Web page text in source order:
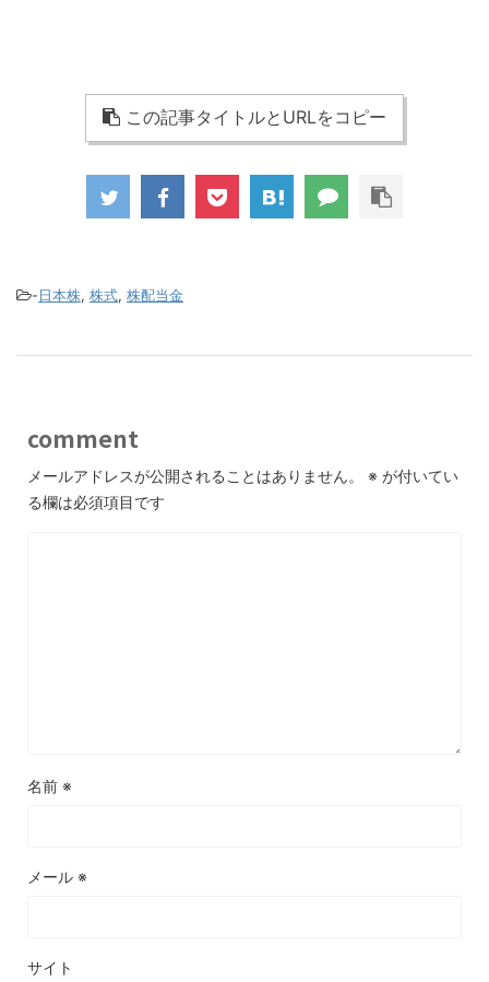
この記事タイトルとURLをコピー
-日本株, 株式, 株配当金
comment
メールアドレスが公開されることはありません。 ※ が付いてい
る欄は必須項目です
名前 ※
メール ※
サイト